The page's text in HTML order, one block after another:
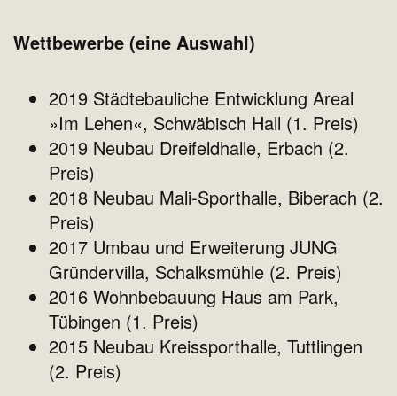
Wettbewerbe (eine Auswahl)
2019 Städtebauliche Entwicklung Areal
»Im Lehen«, Schwäbisch Hall (1. Preis)
2019 Neubau Dreifeldhalle, Erbach (2.
Preis)
2018 Neubau Mali-Sporthalle, Biberach (2.
Preis)
2017 Umbau und Erweiterung JUNG
Gründervilla, Schalksmühle (2. Preis)
2016 Wohnbebauung Haus am Park,
Tübingen (1. Preis)
2015 Neubau Kreissporthalle, Tuttlingen
(2. Preis)